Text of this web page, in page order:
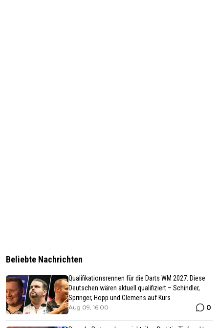
Beliebte Nachrichten
Qualifikationsrennen für die Darts WM 2027: Diese
Deutschen wären aktuell qualifiziert – Schindler,
Springer, Hopp und Clemens auf Kurs
Aug 09, 16:00 0